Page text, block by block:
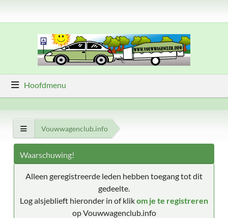
Hoofdmenu
Vouwwagenclub.info
Waarschuwing!
Alleen geregistreerde leden hebben toegang tot dit
gedeelte.
Log alsjeblieft hieronder in of klikom je te registreren
op Vouwwagenclub.info